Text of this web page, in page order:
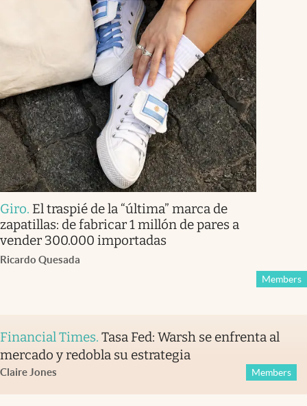
Giro. El traspié de la “última” marca de
zapatillas: de fabricar 1 millón de pares a
vender 300.000 importadas
Ricardo Quesada
Members
Financial Times. Tasa Fed: Warsh se enfrenta al
mercado y redobla su estrategia
Claire Jones Members